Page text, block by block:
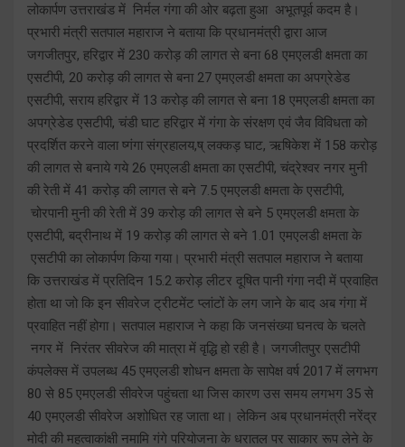
लोकार्पण उत्तराखंड में निर्मल गंगा की ओर बढ़ता हुआ अभूतपूर्व कदम है।
प्रभारी मंत्री सतपाल महाराज ने बताया कि प्रधानमंत्री द्वारा आज
जगजीतपुर, हरिद्वार में 230 करोड़ की लागत से बना 68 एमएलडी क्षमता का
एसटीपी, 20 करोड़ की लागत से बना 27 एमएलडी क्षमता का अपग्रेडेड
एसटीपी, सराय हरिद्वार में 13 करोड़ की लागत से बना 18 एमएलडी क्षमता का
अपग्रेडेड एसटीपी, चंडी घाट हरिद्वार में गंगा के संरक्षण एवं जैव विविधता को
प्रदर्शित करने वाला ष्गंगा संग्रहालय,ष् लक्कड़ घाट, ऋषिकेश में 158 करोड़
की लागत से बनाये गये 26 एमएलडी क्षमता का एसटीपी, चंद्रेश्वर नगर मुनी
की रेती में 41 करोड़ की लागत से बने 7.5 एमएलडी क्षमता के एसटीपी,
चोरपानी मुनी की रेती में 39 करोड़ की लागत से बने 5 एमएलडी क्षमता के
एसटीपी, बद्रीनाथ में 19 करोड़ की लागत से बने 1.01 एमएलडी क्षमता के
एसटीपी का लोकार्पण किया गया। प्रभारी मंत्री सतपाल महाराज ने बताया
कि उत्तराखंड में प्रतिदिन 15.2 करोड़ लीटर दूषित पानी गंगा नदी में प्रवाहित
होता था जो कि इन सीवरेज ट्रीटमेंट प्लांटों के लग जाने के बाद अब गंगा में
प्रवाहित नहीं होगा। सतपाल महाराज ने कहा कि जनसंख्या घनत्व के चलते
नगर में निरंतर सीवरेज की मात्रा में वृद्धि हो रही है। जगजीतपुर एसटीपी
कंपलेक्स में उपलब्ध 45 एमएलडी शोधन क्षमता के सापेक्ष वर्ष 2017 में लगभग
80 से 85 एमएलडी सीवरेज पहुंचता था जिस कारण उस समय लगभग 35 से
40 एमएलडी सीवरेज अशोधित रह जाता था। लेकिन अब प्रधानमंत्री नरेंद्र
मोदी की महत्वाकांक्षी नमामि गंगे परियोजना के धरातल पर साकार रूप लेने के